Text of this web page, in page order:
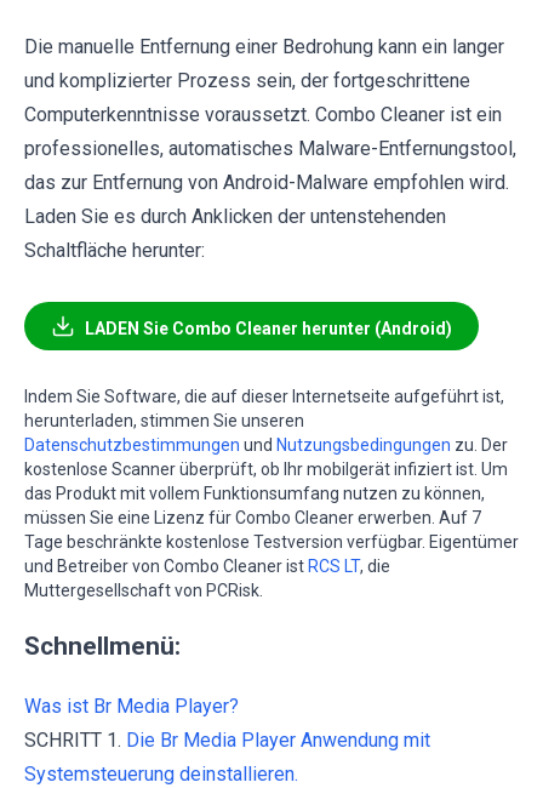
Die manuelle Entfernung einer Bedrohung kann ein langer
und komplizierter Prozess sein, der fortgeschrittene
Computerkenntnisse voraussetzt. Combo Cleaner ist ein
professionelles, automatisches Malware-Entfernungstool,
das zur Entfernung von Android-Malware empfohlen wird.
Laden Sie es durch Anklicken der untenstehenden
Schaltfläche herunter:
LADEN Sie Combo Cleaner herunter (Android)
Indem Sie Software, die auf dieser Internetseite aufgeführt ist,
herunterladen, stimmen Sie unseren
Datenschutzbestimmungen und Nutzungsbedingungen zu. Der
kostenlose Scanner überprüft, ob Ihr mobilgerät infiziert ist. Um
das Produkt mit vollem Funktionsumfang nutzen zu können,
müssen Sie eine Lizenz für Combo Cleaner erwerben. Auf 7
Tage beschränkte kostenlose Testversion verfügbar. Eigentümer
und Betreiber von Combo Cleaner ist RCS LT, die
Muttergesellschaft von PCRisk.
Schnellmenü:
Was ist Br Media Player?
SCHRITT 1. Die Br Media Player Anwendung mit
Systemsteuerung deinstallieren.